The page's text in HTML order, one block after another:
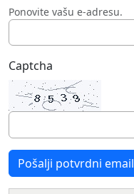
Ponovite vašu e-adresu.
Captcha
Pošalji potvrdni email